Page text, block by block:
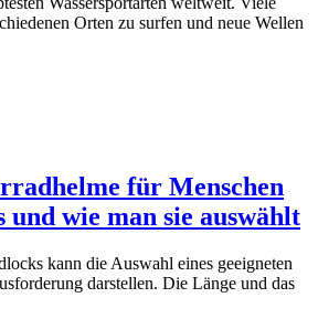
Orten zu surfen und neue Wellen
für Menschen
wie man sie auswählt
kann die Auswahl eines geeigneten
darstellen. Die Länge und das